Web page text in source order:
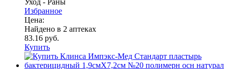
Избранное
Цена:
Найдено в 2 аптеках
83.16 руб.
Купить